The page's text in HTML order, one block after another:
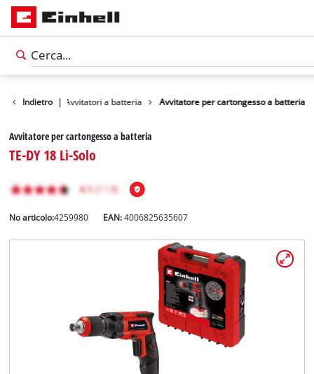
Indietro |
Utensili Avvitatori a batteria Avvitatore per cartongesso a batteria
Avvitatore per cartongesso a batteria
TE-DY 18 Li-Solo
No articolo:4259980 EAN:4006825635607